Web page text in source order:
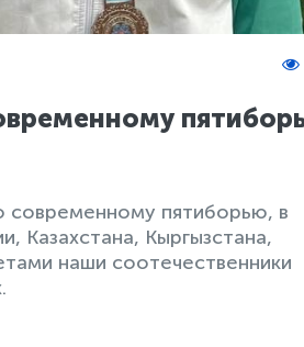
современному пятиборью, в
Казахстана, Кыргызстана,
наши соотечественники